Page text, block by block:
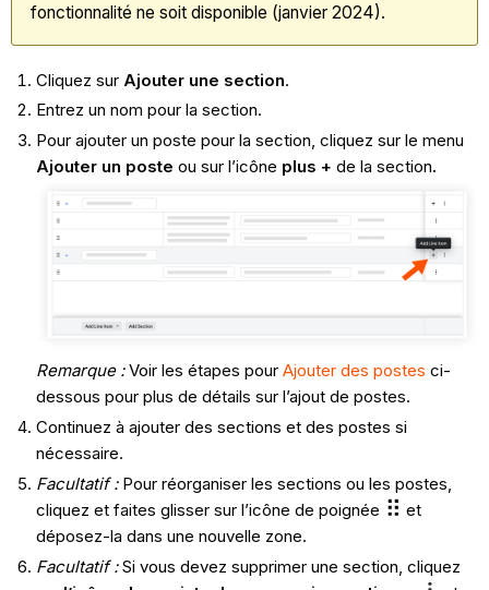
fonctionnalité ne soit disponible (janvier 2024).
Cliquez sur Ajouter une section.
Entrez un nom pour la section.
Pour ajouter un poste pour la section, cliquez sur le menu
Ajouter un poste ou sur l’icône plus + de la section.
Remarque :Voir les étapes pour Ajouter des postes ci-
dessous pour plus de détails sur l’ajout de postes.
Continuez à ajouter des sections et des postes si
nécessaire.
Facultatif : Pour réorganiser les sections ou les postes,
cliquez et faites glisser sur l’icône de poignée
et
déposez-la dans une nouvelle zone.
Facultatif :Si vous devez supprimer une section, cliquez